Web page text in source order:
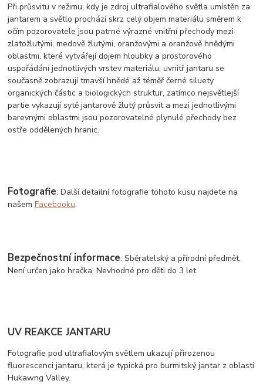
Při průsvitu v režimu, kdy je zdroj ultrafialového světla umístěn za
jantarem a světlo prochází skrz celý objem materiálu směrem k
očím pozorovatele jsou patrné výrazné vnitřní přechody mezi
zlatožlutými, medově žlutými, oranžovými a oranžově hnědými
oblastmi, které vytvářejí dojem hloubky a prostorového
uspořádání jednotlivých vrstev materiálu; uvnitř jantaru se
současně zobrazují tmavší hnědé až téměř černé siluety
organických částic a biologických struktur, zatímco nejsvětlejší
partie vykazují sytě jantarově žlutý průsvit a mezi jednotlivými
barevnými oblastmi jsou pozorovatelné plynulé přechody bez
ostře oddělených hranic.
Fotografie: Další detailní fotografie tohoto kusu najdete na
našemFacebooku.
Bezpečnostní informace: Sběratelský a přírodní předmět.
Není určen jako hračka. Nevhodné pro děti do 3 let.
UV REAKCE JANTARU
Fotografie pod ultrafialovým světlem ukazují přirozenou
fluorescenci jantaru, která je typická pro burmitský jantar z oblasti
Hukawng Valley.